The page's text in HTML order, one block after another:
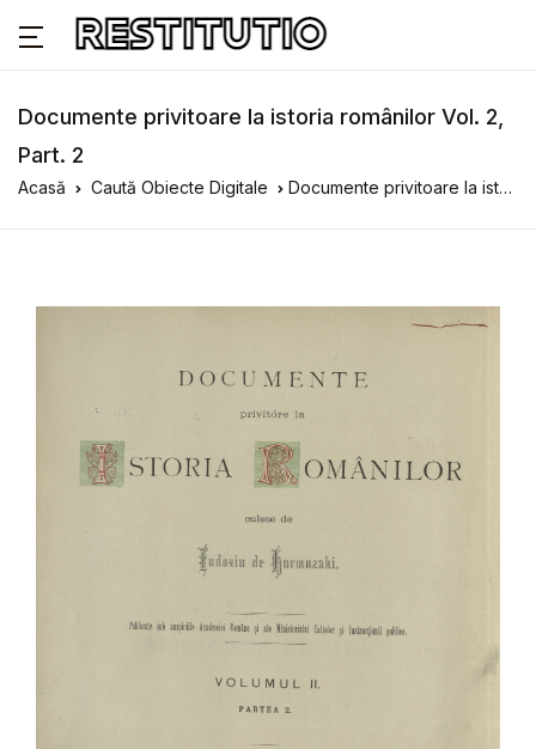
Documente privitoare la istoria românilor Vol. 2,
Part. 2
Acasă Caută Obiecte Digitale Documente privitoare la istoria românilor Vol. 2, Part. 2